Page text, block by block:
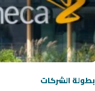
بطولة الشركات